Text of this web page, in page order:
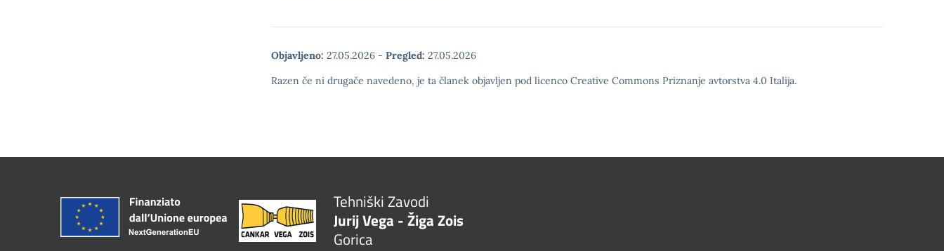
Objavljeno: 27.05.2026 - Pregled: 27.05.2026
Razen če ni drugače navedeno, je ta članek objavljen pod licenco Creative Commons Priznanje avtorstva 4.0 Italija.
Tehniški Zavodi
Jurij Vega - Žiga Zois
Gorica